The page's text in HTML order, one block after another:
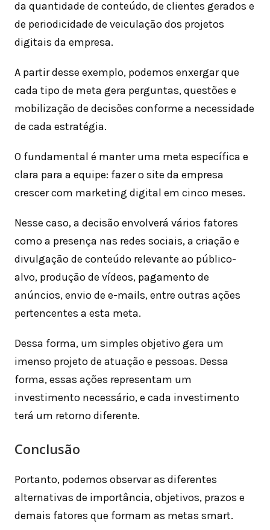
da quantidade de conteúdo, de clientes gerados e
de periodicidade de veiculação dos projetos
digitais da empresa.
A partir desse exemplo, podemos enxergar que
cada tipo de meta gera perguntas, questões e
mobilização de decisões conforme a necessidade
de cada estratégia.
O fundamental é manter uma meta específica e
clara para a equipe: fazer o site da empresa
crescer com marketing digital em cinco meses.
Nesse caso, a decisão envolverá vários fatores
como a presença nas redes sociais, a criação e
divulgação de conteúdo relevante ao público-
alvo, produção de vídeos, pagamento de
anúncios, envio de e-mails, entre outras ações
pertencentes a esta meta.
Dessa forma, um simples objetivo gera um
imenso projeto de atuação e pessoas. Dessa
forma, essas ações representam um
investimento necessário, e cada investimento
terá um retorno diferente.
Conclusão
Portanto, podemos observar as diferentes
alternativas de importância, objetivos, prazos e
demais fatores que formam as metas smart.